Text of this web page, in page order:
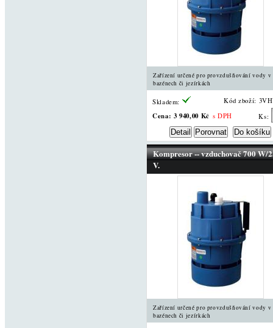
Zařízení určené pro provzdušňování vody v
bazénech či jezírkách
Skladem: Kód zboží:
Cena: 3 940,00 Kč s DPH Ks:
Kompresor -- vzduchovač 700 W/
V.
Zařízení určené pro provzdušňování vody v
bazénech či jezírkách